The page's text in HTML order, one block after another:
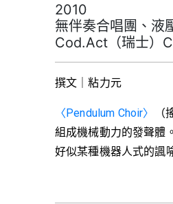
2010
無伴奏合唱團、液
Cod.Act（瑞士）
撰文｜粘力元
〈Pendulum Choir〉
組成機械動力的發聲體
好似某種機器人式的諷